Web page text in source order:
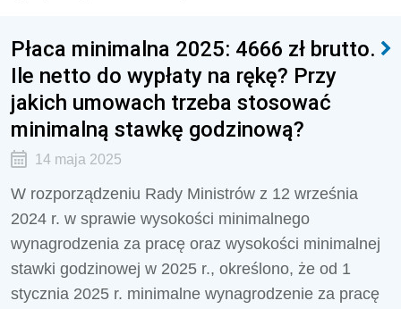
Płaca minimalna 2025: 4666 zł brutto.
Ile netto do wypłaty na rękę? Przy
jakich umowach trzeba stosować
minimalną stawkę godzinową?
14 maja 2025
W rozporządzeniu Rady Ministrów z 12 września
2024 r. w sprawie wysokości minimalnego
wynagrodzenia za pracę oraz wysokości minimalnej
stawki godzinowej w 2025 r., określono, że od 1
stycznia 2025 r. minimalne wynagrodzenie za pracę